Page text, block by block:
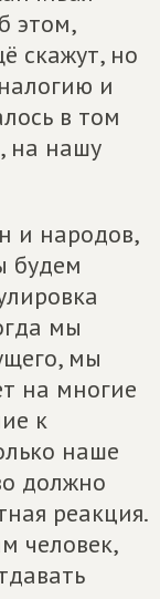
этом,
скажут, но
и
в том
на нашу
и народов,
будем
мы
мы
на многие
к
наше
должно
реакция.
человек,